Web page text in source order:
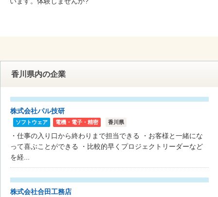
香川県内の企業
株式会社パル技研
ソフトウェア 電機・電子・精密 香川県
・仕事の入り口から終わりまで担当できる ・お客様と一緒にな
って喜ぶことができる ・比較的早くプロジェクトリーダーなど
を経...
株式会社合田工務店